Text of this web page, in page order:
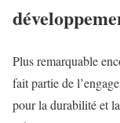
Plus remarquable
fait partie de
pour la durabilité et